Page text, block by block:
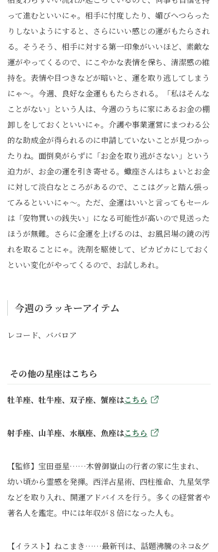
って進むといいにゃ。相手に忖度したり、媚びへつらった
りしないようにすると、さらにいい感じの運がもたらされ
る。そうそう、相手に対する第一印象がいいほど、素敵な
運がやってくるので、にこやかな表情を保ち、清潔感の維
持を。表情や目つきなどが暗いと、運を取り逃してしまう
にゃ〜。今週、良好な金運ももたらされる。「私はそんな
ことがない」という人は、今週のうちに家にあるお金の棚
卸しをしておくといいにゃ。介護や事業運営にまつわる公
的な助成金が得られるのに申請していないことが見つかっ
たりね。面倒臭がらずに「お金を取り逃がさない」という
迫力が、お金の運を引き寄せる。蠍座さんはちょいとお金
に対して淡白なところがあるので、ここはグッと踏ん張っ
てみるといいにゃ〜。ただ、金運はいいと言ってもセール
は「安物買いの銭失い」になる可能性が高いので見送った
ほうが無難。さらに金運を上げるのは、お風呂場の鏡の汚
れを取ることにゃ。洗剤を駆使して、ピカピカにしておく
といい変化がやってくるので、お試しあれ。
今週のラッキーアイテム
レコード、ババロア
その他の星座はこちら
牡羊座、牡牛座、双子座、蟹座はこちら
射手座、山羊座、水瓶座、魚座はこちら
【監修】宝田亜星……木曽御嶽山の行者の家に生まれ、
幼い頃から霊感を発揮。西洋占星術、四柱推命、九星気学
などを取り入れ、開運アドバイスを行う。多くの経営者や
著名人を鑑定。中には年収が８倍になった人も。
【イラスト】ねこまき……最新刊は、話題沸騰のネコ&グ